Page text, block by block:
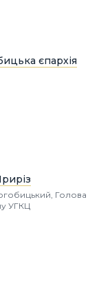
єпархія
Голова
УГКЦ